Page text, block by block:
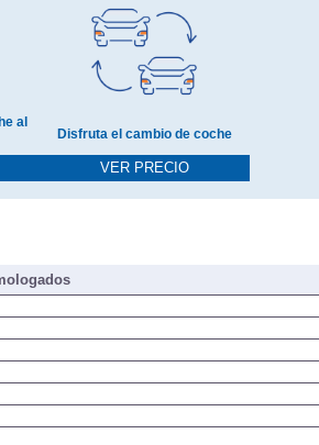
al
Disfruta el cambio de coche
VER PRECIO